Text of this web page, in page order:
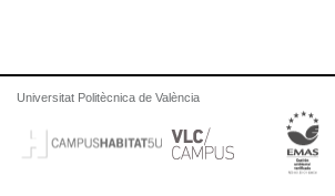
Universitat Politècnica de València